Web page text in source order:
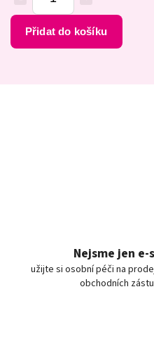
Přidat do košíku
Nejsme jen e-
užijte si osobní péči na
obchodních